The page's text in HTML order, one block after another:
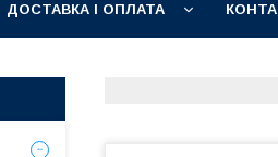
ДОСТАВКА І ОПЛАТА